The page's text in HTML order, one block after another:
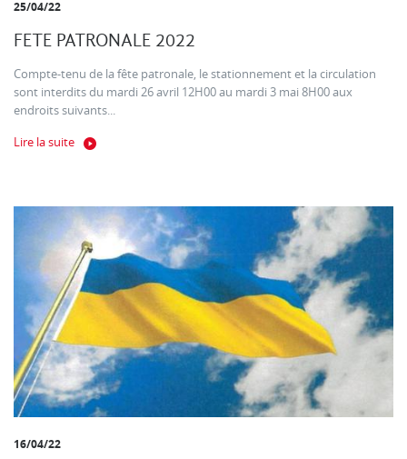
25/04/22
FETE PATRONALE 2022
Compte-tenu de la fête patronale, le stationnement et la circulation
sont interdits du mardi 26 avril 12H00 au mardi 3 mai 8H00 aux
endroits suivants...
Lire la suite
16/04/22